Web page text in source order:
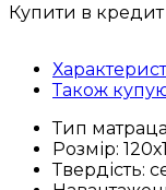
Купити в кредит
Також
Тип
Розмір:
Твердість: